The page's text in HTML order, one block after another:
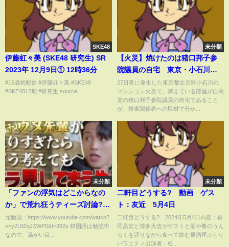
SKE48
伊藤虹々美 (SKE48 研究生) SR
2023年 12月9日① 12時36分
#15歳初配信 #伊藤虹々美 #SKE48
#SKE4812期 #研究生 source...
未分類
【火災】焼けたのは猪口邦子参
院議員の自宅 東京・小石川の
マンション火災 1人と連絡取れ
ず
27日夜に発生した東京都文京区小石川の
マンション火災で、燃えている部屋が自民
党の猪口邦子参院議員の自宅であること
が、捜査関係者への取材で分か...
未分類
「ファンの浮気はどこからなの
か」で荒れ狂うティーズ討論?
【日本語字幕】
元動画：https://www.youtube.com/watch?
v=y2UfZqJXWP0&t=382s 韓国語は勉強中
なので、温かい目...
未分類
二軒目どうする? 動画 ゲス
ト：友近 5月4日
二軒目どうする? 2024年5月4日内容：松
岡昌宏と博多大吉がゲストと酒や肴のうん
ちくを語りながら食べて飲む居酒屋ぶらり
バラエティ出演者：松...